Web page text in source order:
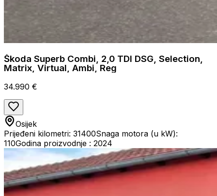
Škoda Superb Combi, 2,0 TDI DSG, Selection,
Matrix, Virtual, Ambi, Reg
34.990 €
Osijek
Prijeđeni kilometri: 31400Snaga motora (u kW):
110Godina proizvodnje : 2024